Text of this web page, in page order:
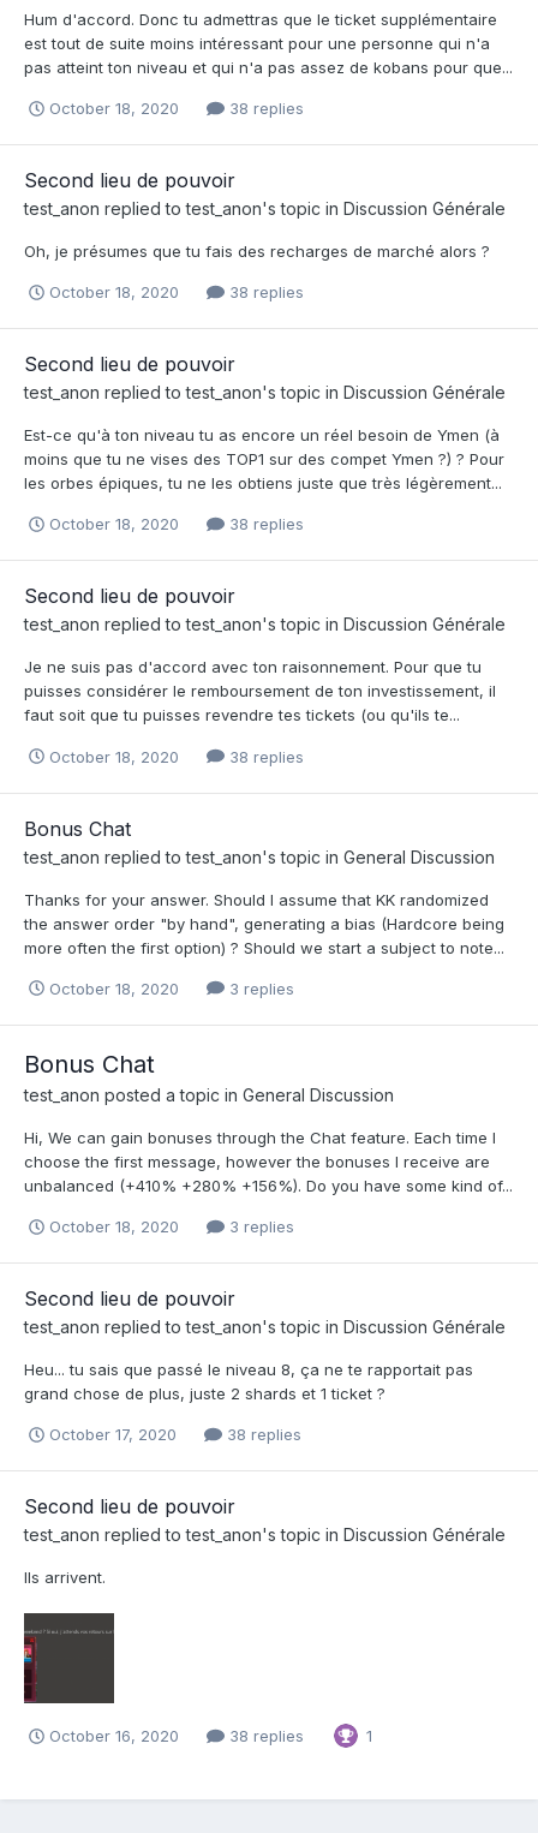
Hum d'accord. Donc tu admettras que le ticket supplémentaire
est tout de suite moins intéressant pour une personne qui n'a
pas atteint ton niveau et qui n'a pas assez de kobans pour que...
October 18, 2020 38 replies
Second lieu de pouvoir
test_anon replied totest_anon's topic in Discussion Générale
Oh, je présumes que tu fais des recharges de marché alors ?
October 18, 2020 38 replies
Second lieu de pouvoir
test_anon replied totest_anon's topic in Discussion Générale
Est-ce qu'à ton niveau tu as encore un réel besoin de Ymen (à
moins que tu ne vises des TOP1 sur des compet Ymen ?) ? Pour
les orbes épiques, tu ne les obtiens juste que très légèrement...
October 18, 2020 38 replies
Second lieu de pouvoir
test_anon replied totest_anon's topic in Discussion Générale
Je ne suis pas d'accord avec ton raisonnement. Pour que tu
puisses considérer le remboursement de ton investissement, il
faut soit que tu puisses revendre tes tickets (ou qu'ils te...
October 18, 2020 38 replies
Bonus Chat
test_anon replied totest_anon's topic in General Discussion
Thanks for your answer. Should I assume that KK randomized
the answer order "by hand", generating a bias (Hardcore being
more often the first option) ? Should we start a subject to note...
October 18, 2020 3 replies
Bonus Chat
test_anon posted a topic in General Discussion
Hi, We can gain bonuses through the Chat feature. Each time I
choose the first message, however the bonuses I receive are
unbalanced (+410% +280% +156%). Do you have some kind of...
October 18, 2020 3 replies
Second lieu de pouvoir
test_anon replied totest_anon's topic in Discussion Générale
Heu... tu sais que passé le niveau 8, ça ne te rapportait pas
grand chose de plus, juste 2 shards et 1 ticket ?
October 17, 2020 38 replies
Second lieu de pouvoir
test_anon replied totest_anon's topic in Discussion Générale
Ils arrivent.
October 16, 2020 38 replies 1